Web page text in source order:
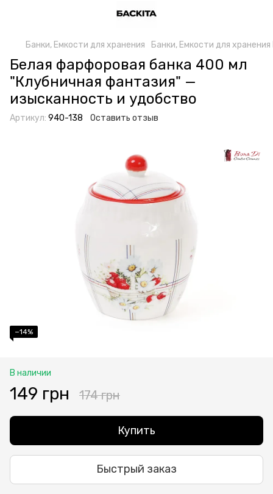
Банки, Емкости для хранения Банки, Емкости для хранения
Белая фарфоровая банка 400 мл
"Клубничная фантазия" —
изысканность и удобство
Артикул: 940-138 Оставить отзыв
−14%
В наличии
149 грн 174 грн
Купить
Быстрый заказ